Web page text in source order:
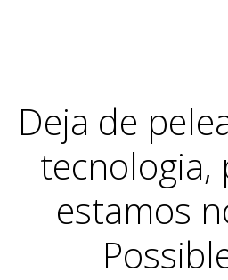
Deja de
tecnologia,
estamos